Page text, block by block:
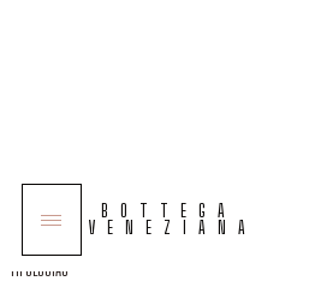
BOTTEGA
VENEZIANA
SOLUCIONES
TIPOLOGÍAS